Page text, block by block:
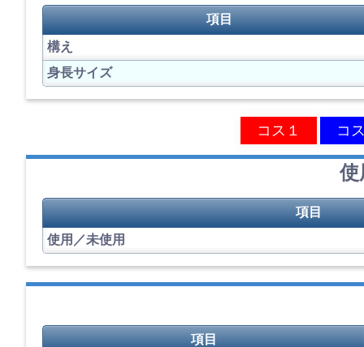
項目
構え
身長サイズ
コス１ コ
使
項目
使用／未使用
項目